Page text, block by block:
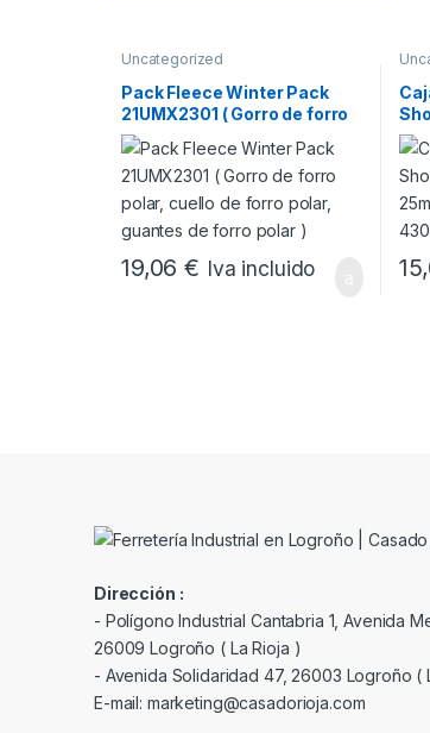
Uncategorized
Pack Fleece Winter Pack
21UMX2301 ( Gorro de forro
polar, cuello de forro polar,
guantes de forro polar )
19,06€ Iva incluido
Dirección :
- Polígono Industrial Cantabria 1, Avenida
26009 Logroño ( La Rioja )
- Avenida Solidaridad 47, 26003 Logroño (
E-mail: marketing@casadorioja.com